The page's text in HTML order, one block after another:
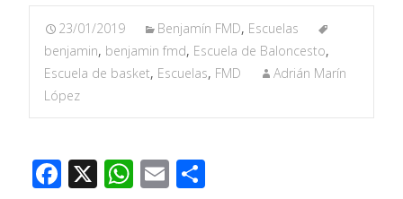
23/01/2019 Benjamín FMD, Escuelas
benjamin, benjamin fmd, Escuela de Baloncesto,
Escuela de basket, Escuelas, FMD
Adrián Marín
López
F X W E